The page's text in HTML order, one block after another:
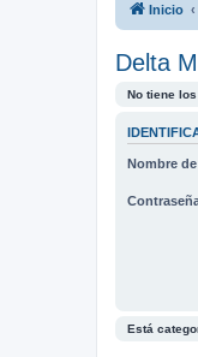
Inicio
Delta
No tiene
Nombre
Está